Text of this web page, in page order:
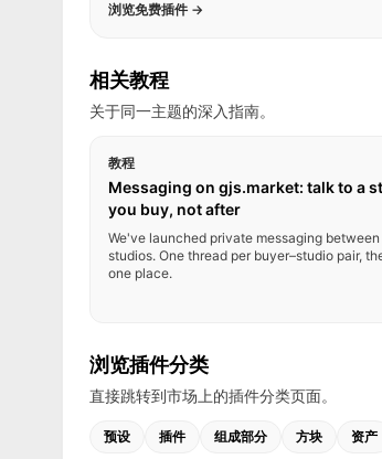
浏览免费插件 →
相关教程
关于同一主题的深入指南。
教程
Messaging on gjs.market: talk to a
you buy, not after
We've launched private messaging
studios. One thread per buyer–studio pair,
one place.
浏览插件分类
直接跳转到市场上的插件分类页面。
预设 插件 组成部分 方块 资产